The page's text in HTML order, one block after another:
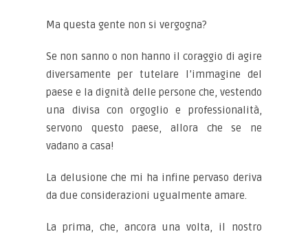
Ma questa gente non si vergogna?
Se non sanno o non hanno il coraggio di agire
diversamente per tutelare l’immagine del
paese e la dignità delle persone che, vestendo
una divisa con orgoglio e professionalità,
servono questo paese, allora che se ne
vadano a casa!
La delusione che mi ha infine pervaso deriva
da due considerazioni ugualmente amare.
La prima, che, ancora una volta, il nostro